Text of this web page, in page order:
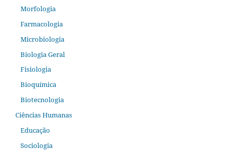
Morfologia
Farmacologia
Microbiologia
Biologia Geral
Fisiologia
Bioquímica
Biotecnologia
Ciências Humanas
Educação
Sociologia